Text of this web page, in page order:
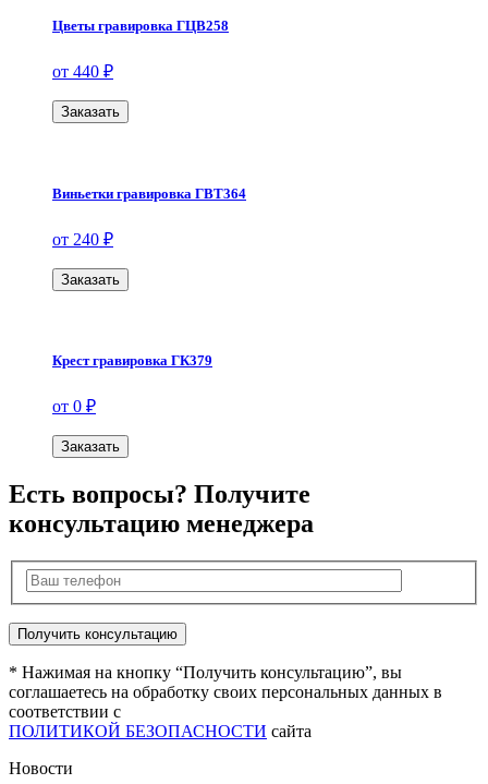
Цветы гравировка ГЦВ258
от 440 ₽
Заказать
Виньетки гравировка ГВТ364
от 240 ₽
Заказать
Крест гравировка ГК379
от 0 ₽
Заказать
Есть вопросы? Получите
консультацию менеджера
* Нажимая на кнопку “Получить консультацию”, вы
соглашаетесь на обработку своих персональных данных в
соответствии с
ПОЛИТИКОЙ БЕЗОПАСНОСТИ сайта
Новости